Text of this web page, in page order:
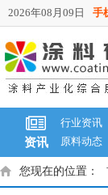
2026年08月09日 手
资讯
行业资讯
原料动态
您现在的位置：